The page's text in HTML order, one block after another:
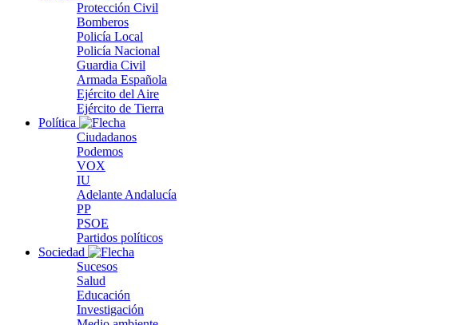
Protección Civil
Bomberos
Policía Local
Policía Nacional
Guardia Civil
Armada Española
Ejército del Aire
Ejército de Tierra
Política
Ciudadanos
Podemos
VOX
IU
Adelante Andalucía
PP
PSOE
Partidos políticos
Sociedad
Sucesos
Salud
Educación
Investigación